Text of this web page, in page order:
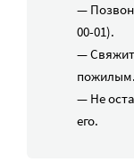
—
00-01).
—
пожилым.
— Не
его.